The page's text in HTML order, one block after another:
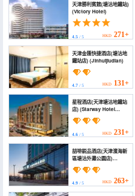
天津勝利賓館(塘沽地鐵站)
(Victory Hotel)
4.5 / 5 HKD 271+
天津金匯快捷酒店(塘沽地
鐵站店) (Jinhuijiudian)
4.7 / 5 HKD 131+
星程酒店(天津塘沽地鐵站
店) (Starway Hotel
(Tianjin Tanggu Subway
Station))
4.6 / 5 HKD 231+
喆啡鋭品酒店(天津濱海新
區塘沽外灘公園店)
(James Joyce Treasury
Hotel (Tianjin Binhai
New Area Tanggu Bund
Park Branch))
4.9 / 5 HKD 263+